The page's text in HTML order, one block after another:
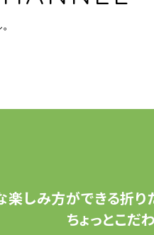
楽しみ方ができる折り
ちょっとこだ